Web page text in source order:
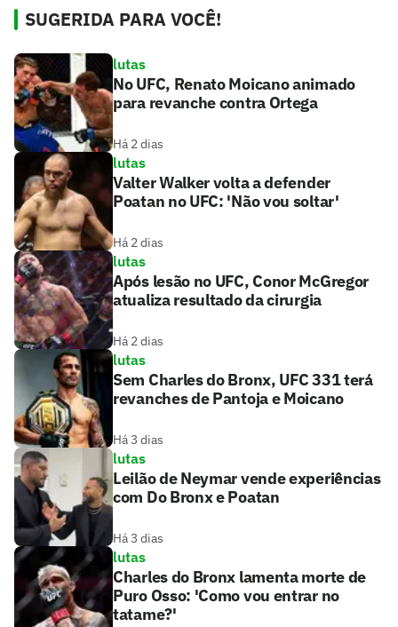
SUGERIDA PARA VOCÊ!
lutas
No UFC, Renato Moicano animado
para revanche contra Ortega
Há 2 dias
lutas
Valter Walker volta a defender
Poatan no UFC: 'Não vou soltar'
Há 2 dias
lutas
Após lesão no UFC, Conor McGregor
atualiza resultado da cirurgia
Há 2 dias
lutas
Sem Charles do Bronx, UFC 331 terá
revanches de Pantoja e Moicano
Há 3 dias
lutas
Leilão de Neymar vende experiências
com Do Bronx e Poatan
Há 3 dias
lutas
Charles do Bronx lamenta morte de
Puro Osso: 'Como vou entrar no
tatame?'